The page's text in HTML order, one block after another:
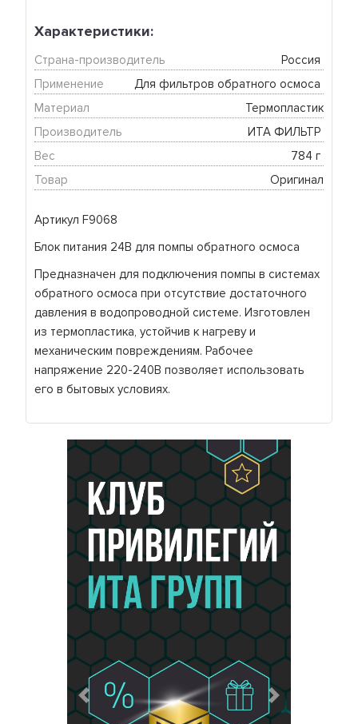
Артикул F9068
Блок питания 24В для помпы обратного осмоса
Предназначен для подключения помпы в системах
обратного осмоса при отсутствие достаточного
давления в водопроводной системе. Изготовлен
из термопластика, устойчив к нагреву и
механическим повреждениям. Рабочее
напряжение 220-240В позволяет использовать
его в бытовых условиях.
Характеристики:
Страна-производитель
Россия
Применение
Для фильтров обратного осмоса
Материал
Термопластик
Производитель
ИТА ФИЛЬТР
Вес
784 г
Товар
Оригинал
Предыдущий Следующий